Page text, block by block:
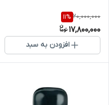
20,000,000
11%
17,800,000
افزودن به سبد